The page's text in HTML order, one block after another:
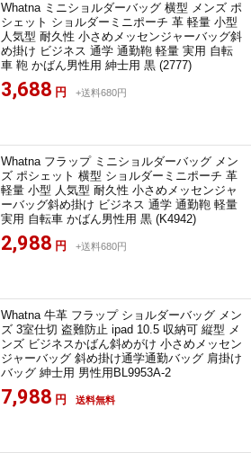
Whatna ミニショルダーバッグ 横型 メンズ ポ
シェット ショルダーミニポーチ 革 軽量 小型
人気型 耐久性 小さめメッセンジャーバッグ斜
め掛け ビジネス 通学 通勤鞄 軽量 実用 自転
車 鞄 かばん男性用 紳士用 黒 (2777)
3,688 円 +送料680円
Whatna フラップ ミニショルダーバッグ メン
ズ ポシェット 横型 ショルダーミニポーチ 革
軽量 小型 人気型 耐久性 小さめメッセンジャ
ーバッグ斜め掛け ビジネス 通学 通勤鞄 軽量
実用 自転車 かばん男性用 黒 (K4942)
2,988 円 +送料680円
Whatna 牛革 フラップ ショルダーバッグ メン
ズ 3室仕切 盗難防止 ipad 10.5 収納可 縦型 メ
ンズ ビジネスかばん斜めがけ 小さめメッセン
ジャーバッグ 斜め掛け通学通勤バッグ 肩掛け
バッグ 紳士用 男性用BL9953A-2
7,988 円 送料無料